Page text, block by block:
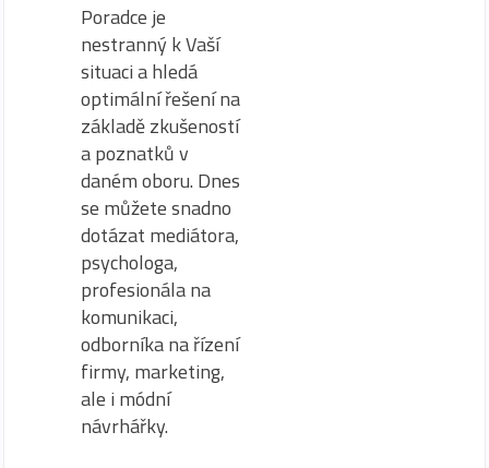
Poradce je
nestranný k Vaší
situaci a hledá
optimální řešení na
základě zkušeností
a poznatků v
daném oboru. Dnes
se můžete snadno
dotázat mediátora,
psychologa,
profesionála na
komunikaci,
odborníka na řízení
firmy, marketing,
ale i módní
návrhářky.